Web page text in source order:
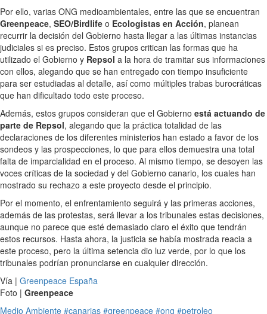
Por ello, varias ONG medioambientales, entre las que se encuentran
Greenpeace, SEO/Birdlife o Ecologistas en Acción, planean
recurrir la decisión del Gobierno hasta llegar a las últimas instancias
judiciales si es preciso. Estos grupos critican las formas que ha
utilizado el Gobierno y Repsol a la hora de tramitar sus informaciones
con ellos, alegando que se han entregado con tiempo insuficiente
para ser estudiadas al detalle, así como múltiples trabas burocráticas
que han dificultado todo este proceso.
Además, estos grupos consideran que el Gobierno está actuando de
parte de Repsol, alegando que la práctica totalidad de las
declaraciones de los diferentes ministerios han estado a favor de los
sondeos y las prospecciones, lo que para ellos demuestra una total
falta de imparcialidad en el proceso. Al mismo tiempo, se desoyen las
voces críticas de la sociedad y del Gobierno canario, los cuales han
mostrado su rechazo a este proyecto desde el principio.
Por el momento, el enfrentamiento seguirá y las primeras acciones,
además de las protestas, será llevar a los tribunales estas decisiones,
aunque no parece que esté demasiado claro el éxito que tendrán
estos recursos. Hasta ahora, la justicia se había mostrada reacia a
este proceso, pero la última setencia dio luz verde, por lo que los
tribunales podrían pronunciarse en cualquier dirección.
Vía | Greenpeace España
Foto | Greenpeace
Medio Ambiente #canarias #greenpeace #ong #petroleo